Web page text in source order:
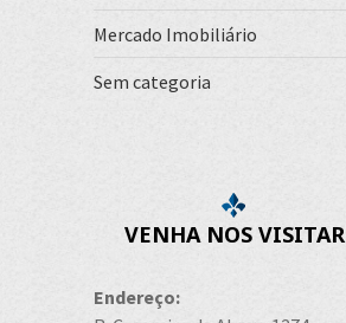
Mercado Imobiliário
Sem categoria
VENHA NOS VISITAR
Endereço: